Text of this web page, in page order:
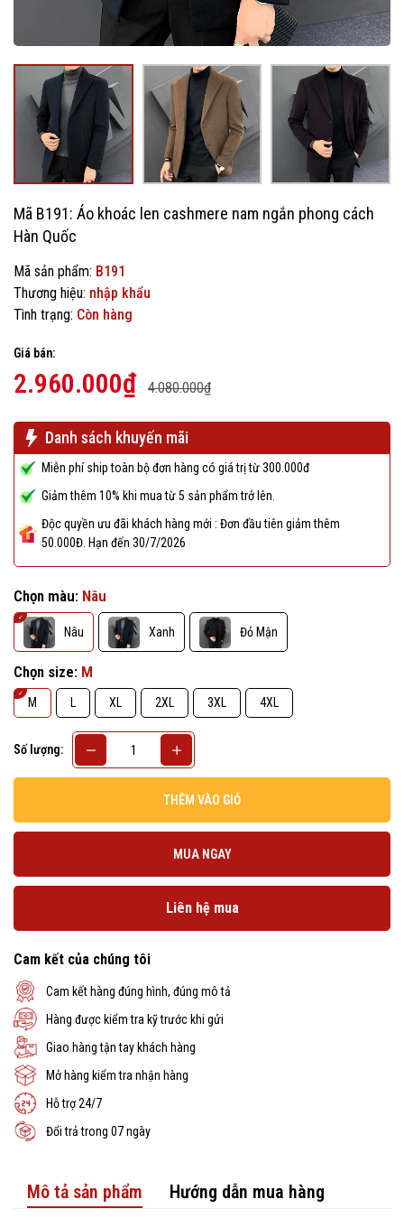
Mã B191: Áo khoác len cashmere nam ngắn phong cách
Hàn Quốc
Mã sản phẩm: B191
Thương hiệu: nhập khẩu
Tình trạng: Còn hàng
Giá bán:
2.960.000₫ 4.080.000₫
Danh sách khuyến mãi
Miễn phí ship toàn bộ đơn hàng có giá trị từ 300.000đ
Giảm thêm 10% khi mua từ 5 sản phẩm trở lên.
Độc quyền ưu đãi khách hàng mới : Đơn đầu tiên giảm thêm
50.000Đ. Hạn đến 30/7/2026
Chọn màu: Nâu
Nâu Xanh Đỏ Mận
Chọn size: M
M L XL 2XL 3XL 4XL
Số lượng:
THÊM VÀO GIỎ
MUA NGAY
Liên hệ mua
Cam kết của chúng tôi
Cam kết hàng đúng hình, đúng mô tả
Hàng được kiểm tra kỹ trước khi gửi
Giao hàng tận tay khách hàng
Mở hàng kiểm tra nhận hàng
Hỗ trợ 24/7
Đổi trả trong 07 ngày
Mô tả sản phẩm Hướng dẫn mua hàng